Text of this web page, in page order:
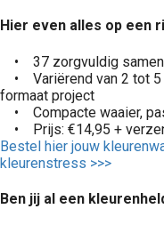
Hier even alles op een
• 37 zorgvuldig
• Variërend van 2 tot 5
formaat project
• Compacte waaier,
• Prijs: €14,95 +
Bestel hier jouw
kleurenstress >>>
Ben jij al een